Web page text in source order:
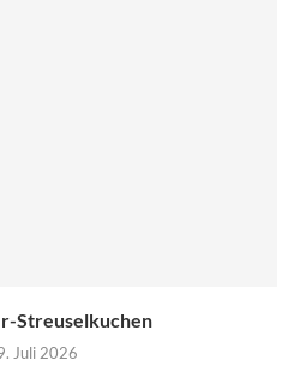
Streuselkuchen
Juli 2026